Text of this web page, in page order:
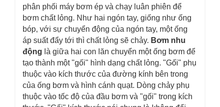
phân phối máy bơm ép và chạy luân phiên để
bơm chất lỏng. Như hai ngón tay, giống như ống
bóp, với sự chuyển động của ngón tay, một ống
áp suất đẩy tới thì chất lỏng sẽ chảy. Bơm nhu
động là giữa hai con lăn chuyển một ống bơm để
tạo thành một "gối" hình dạng chất lỏng. "Gối" phụ
thuộc vào kích thước của đường kính bên trong
của ống bơm và hình cánh quạt. Dòng chảy phụ
thuộc vào tốc độ của đầu bơm và "gối" trong kích